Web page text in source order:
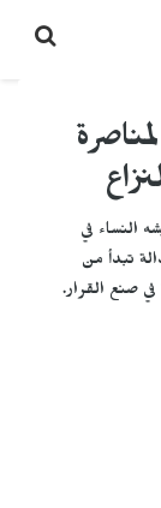
النساء في
تبدأ من
في صنع القرار.